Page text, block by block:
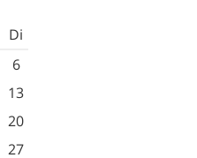
Di
6
13
20
27